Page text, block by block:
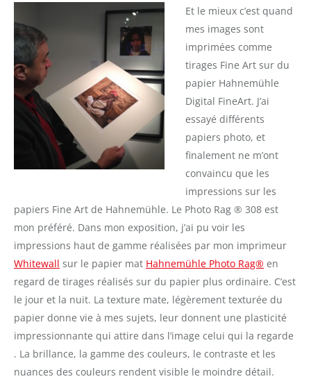
Et le mieux c’est quand
mes images sont
imprimées comme
tirages Fine Art sur du
papier Hahnemühle
Digital FineArt. J’ai
essayé différents
papiers photo, et
finalement ne m’ont
convaincu que les
impressions sur les
papiers Fine Art de Hahnemühle. Le Photo Rag ® 308 est
mon préféré. Dans mon exposition, j’ai pu voir les
impressions haut de gamme réalisées par mon imprimeur
Whitewall sur le papier mat Hahnemühle Photo Rag® en
regard de tirages réalisés sur du papier plus ordinaire. C’est
le jour et la nuit. La texture mate, légèrement texturée du
papier donne vie à mes sujets, leur donnent une plasticité
impressionnante qui attire dans l’image celui qui la regarde
. La brillance, la gamme des couleurs, le contraste et les
nuances des couleurs rendent visible le moindre détail.